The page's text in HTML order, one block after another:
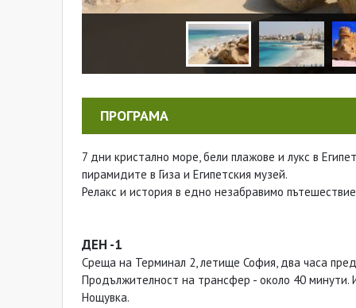
ПРОГРАМА
7 дни кристално море, бели плажове и лукс в
пирамидите в Гиза и Египетския музей.
Релакс и история в едно незабравимо
ДЕН -1
Среща на Терминал 2, летище София, два часа
Продължителност на трансфер - около 40
Нощувка.